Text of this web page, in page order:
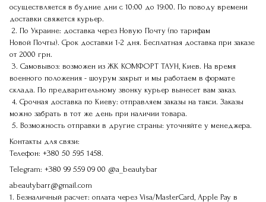
осуществляется в будние дни с 10:00 до 19:00. По поводу времени
доставки свяжется курьер.
2. По Украине: доставка через Новую Почту (по тарифам
Новой Почты). Срок доставки 1-2 дня. Бесплатная доставка при заказе
от 2000 грн.
3. Самовывоз: возможен из ЖК КОМФОРТ ТАУН, Киев. На время
военного положения - шоурум закрыт и мы работаем в формате
склада. По предварительному звонку курьер вынесет вам заказ.
4. Срочная доставка по Киеву: отправляем заказы на такси. Заказы
можно забрать в тот же день при наличии товара.
5. Возможность отправки в другие страны: уточняйте у менеджера.
Контакты для связи:
Телефон: +380 50 595 1458.
Telegram: +380 99 559 09 00 @a_beautybar
abeautybarr@gmail.com
1. Безналичный расчет: оплата через Visa/MasterCard, Apple Pay в